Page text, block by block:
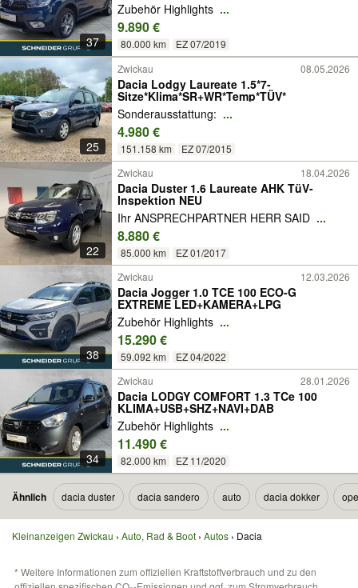
37
Zubehör Highlights ...
9.890 €
80.000 km EZ 07/2019
25
Zwickau 08.05.2026
Dacia Lodgy Laureate 1.5*7-
Sitze*Klima*SR+WR*Temp*TÜV*
Sonderausstattung: ...
4.980 €
151.158 km EZ 07/2015
22
Zwickau 18.04.2026
Dacia Duster 1.6 Laureate AHK TüV-
Inspektion NEU
Ihr ANSPRECHPARTNER HERR SAID ...
8.880 €
85.000 km EZ 01/2017
38
Zwickau 12.03.2026
Dacia Jogger 1.0 TCE 100 ECO-G
EXTREME LED+KAMERA+LPG
Zubehör Highlights ...
15.290 €
59.092 km EZ 04/2022
34
Zwickau 28.01.2026
Dacia LODGY COMFORT 1.3 TCe 100
KLIMA+USB+SHZ+NAVI+DAB
Zubehör Highlights ...
11.490 €
82.000 km EZ 11/2020
Ähnlich dacia duster dacia sandero auto dacia dokker
Kleinanzeigen Zwickau Auto, Rad & Boot Autos Dacia
* Weitere Informationen zum offiziellen Kraftstoffverbrauch und zu den